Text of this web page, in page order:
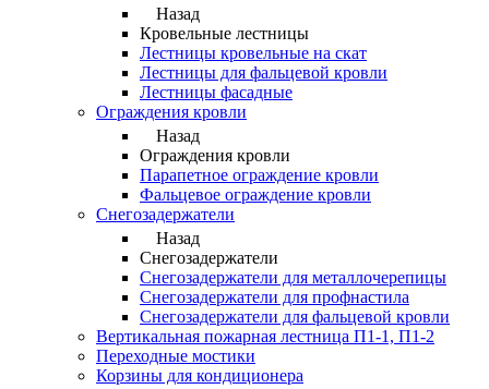
Назад
Кровельные лестницы
Лестницы кровельные на скат
Лестницы для фальцевой кровли
Лестницы фасадные
Ограждения кровли
Назад
Ограждения кровли
Парапетное ограждение кровли
Фальцевое ограждение кровли
Снегозадержатели
Назад
Снегозадержатели
Снегозадержатели для металлочерепицы
Снегозадержатели для профнастила
Снегозадержатели для фальцевой кровли
Вертикальная пожарная лестница П1-1, П1-2
Переходные мостики
Корзины для кондиционера